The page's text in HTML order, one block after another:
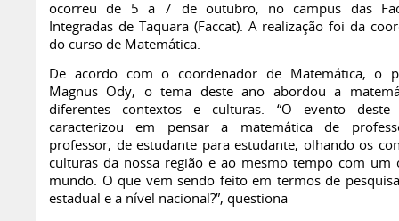
ocorreu de 5 a 7 de outubro, no campus das
Integradas de Taquara (Faccat). A realização foi da
do curso de Matemática.
De acordo com o coordenador de Matemática, o
Magnus Ody, o tema deste ano abordou a
diferentes contextos e culturas. “O evento
caracterizou em pensar a matemática de
professor, de estudante para estudante, olhando os
culturas da nossa região e ao mesmo tempo com um
mundo. O que vem sendo feito em termos de
estadual e a nível nacional?”, questiona